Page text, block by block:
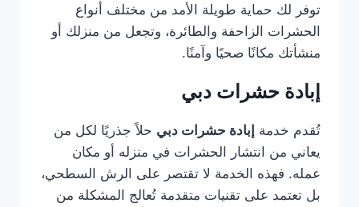
توفر لك حماية طويلة الأمد من مختلف أنواع
الحشرات الزاحفة والطائرة، وتجعل من منزلك أو
منشأتك مكانًا صحيًا وآمنًا.
إبادة حشرات دبي
تُقدم خدمة إبادة حشرات دبي حلاً جذريًا لكل من
يعاني من انتشار الحشرات في منزله أو مكان
عمله. فهذه الخدمة لا تقتصر على الرش السطحي،
بل تعتمد على تقنيات متقدمة تُعالج المشكلة من